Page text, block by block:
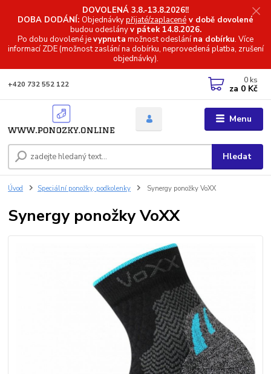
DOVOLENÁ 3.8.-13.8.2026!!
DOBA DODÁNÍ: Objednávkypřijaté/zaplacené v době dovolené
budou odeslányv pátek 14.8.2026.
Po dobu dovolené jevypnuta možnost odeslánína dobírku. Více
informacíZDE (možnost zaslání na dobírku, neprovedená platba, zrušení
objednávky).
Menu
Hledat
+420 732 552 122 0 ks
za 0 Kč
Úvod Speciální ponožky, podkolenky Synergy ponožky VoXX
Synergy ponožky VoXX